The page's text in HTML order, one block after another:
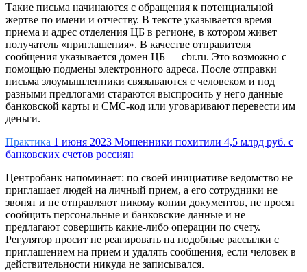
Такие письма начинаются с обращения к потенциальной
жертве по имени и отчеству. В тексте указывается время
приема и адрес отделения ЦБ в регионе, в котором живет
получатель «приглашения». В качестве отправителя
сообщения указывается домен ЦБ — cbr.ru. Это возможно с
помощью подмены электронного адреса. После отправки
письма злоумышленники связываются с человеком и под
разными предлогами стараются выспросить у него данные
банковской карты и СМС-код или уговаривают перевести им
деньги.
Практика 1 июня 2023 Мошенники похитили 4,5 млрд руб. с
банковских счетов россиян
Центробанк напоминает: по своей инициативе ведомство не
приглашает людей на личный прием, а его сотрудники не
звонят и не отправляют никому копии документов, не просят
сообщить персональные и банковские данные и не
предлагают совершить какие-либо операции по счету.
Регулятор просит не реагировать на подобные рассылки с
приглашением на прием и удалять сообщения, если человек в
действительности никуда не записывался.